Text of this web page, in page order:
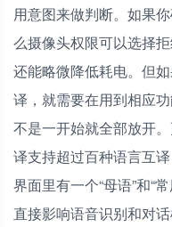
用意图来做判断。如果
么摄像头权限可以选择
还能略微降低耗电。但
译，就需要在用到相应
不是一开始就全部放开
译支持超过百种语言互
界面里有一个“母语”和“
直接影响语音识别和对